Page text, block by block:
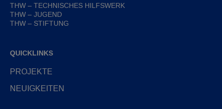
THW – TECHNISCHES HILFSWERK
THW – JUGEND
THW – STIFTUNG
QUICKLINKS
PROJEKTE
NEUIGKEITEN